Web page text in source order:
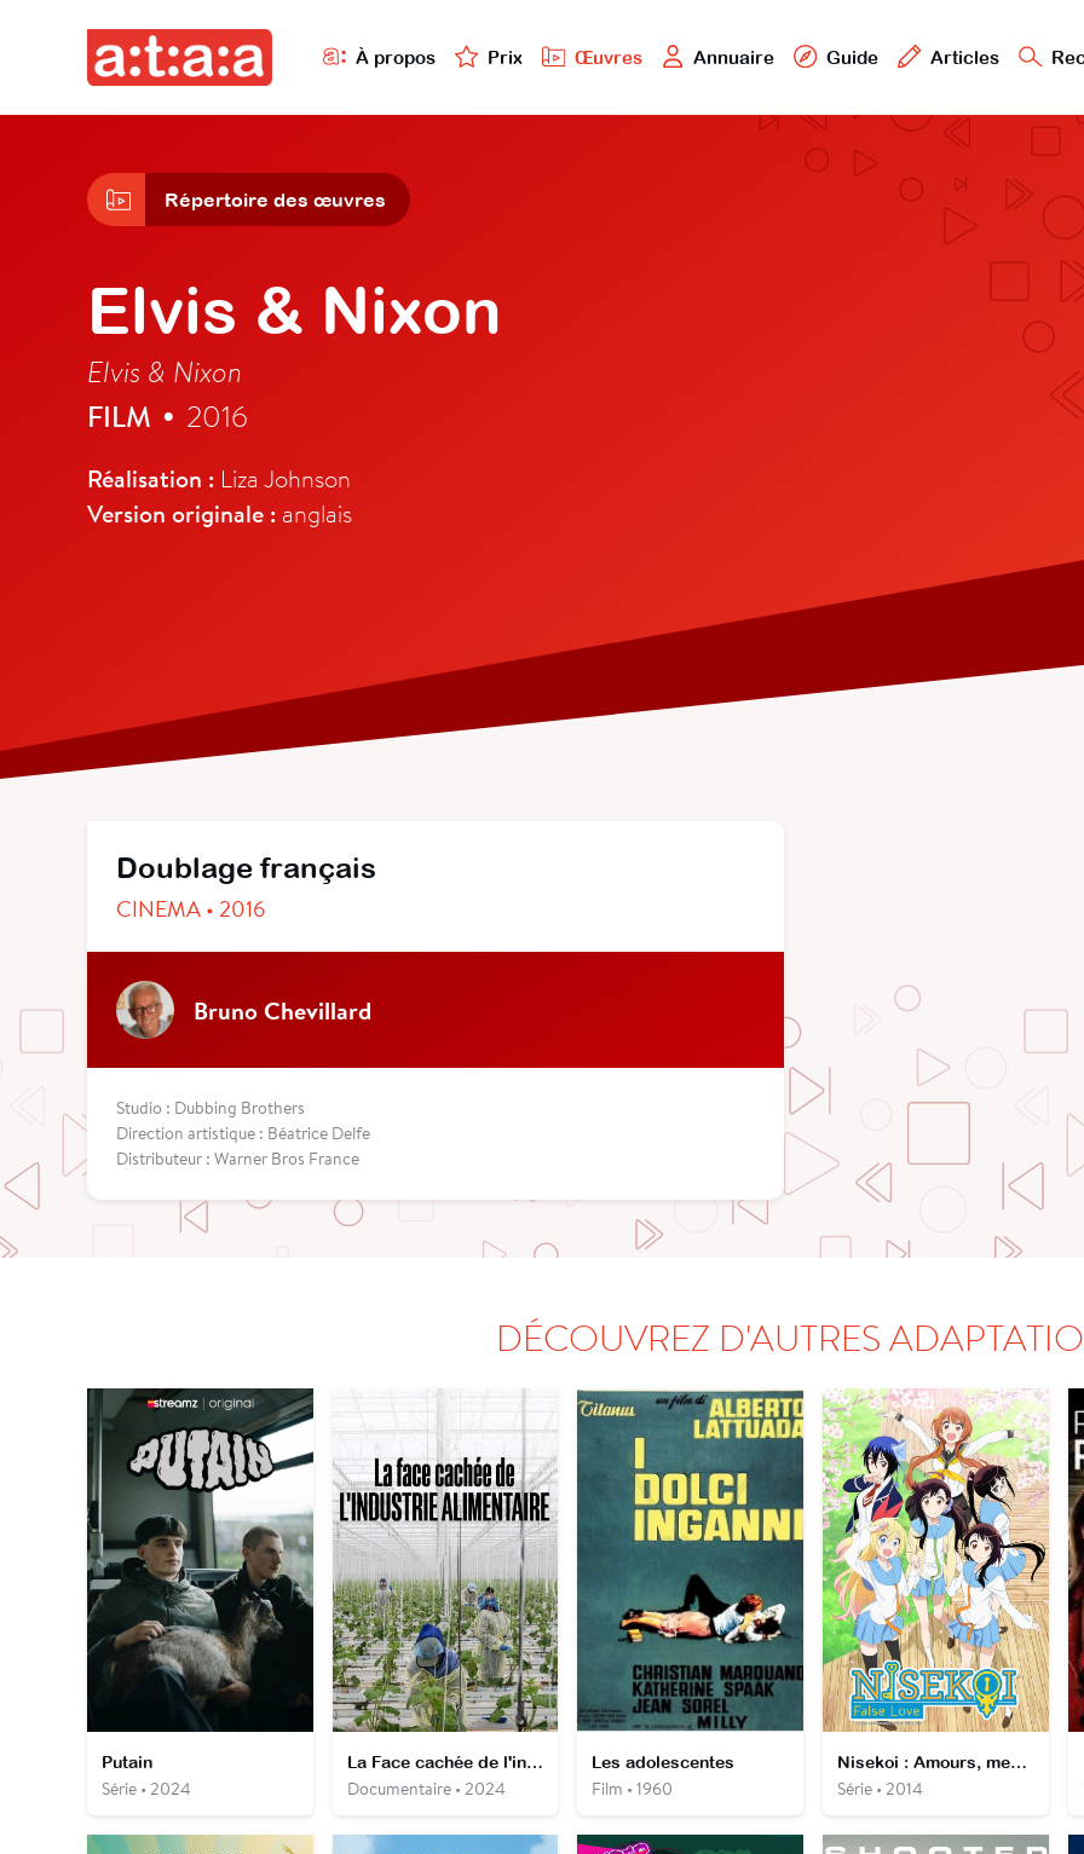
À propos Prix Œuvres Annuaire Guide Articles
Répertoire des œuvres
Elvis & Nixon
Elvis & Nixon
FILM • 2016
Réalisation : Liza Johnson
Version originale : anglais
Doublage français
CINEMA • 2016
Bruno Chevillard
Studio : Dubbing Brothers
Direction artistique : Béatrice Delfe
Distributeur : Warner Bros France
DÉCOUVREZ D'AUTRES
Putain
Série • 2024
La Face cachée de l'industrie alimentaire
Documentaire • 2024
Les adolescentes
Film • 1960
Nisekoi : Amours, mensonges et yakuzas
Série • 2014